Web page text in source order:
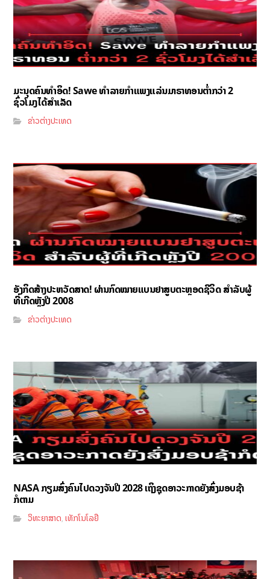
ມະນຸດຄົນທຳອິດ! Sawe ທຳລາຍກຳແພງແລ່ນມາຣາທອນຕ່ຳກວ່າ 2
ຊົ່ວໂມງໄດ້ສຳເລັດ
ຂ່າວຕ່າງປະເທດ
ອັງກິດສ້າງປະຫວັດສາດ! ຜ່ານກົດໝາຍແບນຢາສູບຕະຫຼອດຊີວິດ ສຳລັບຜູ້
ທີ່ເກີດຫຼັງປີ 2008
ຂ່າວຕ່າງປະເທດ
NASA ກຽມສົ່ງຄົນໄປດວງຈັນປີ 2028 ເຖິງຊຸດອາວະກາດຍັງສົ່ງມອບຊ້າ
ກໍຕາມ
ວິທະຍາສາດ,ເທັກໂນໂລຢີ